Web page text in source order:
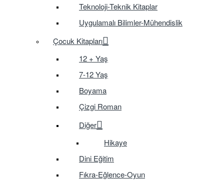
Teknoloji-Teknik Kitaplar
Uygulamalı Bilimler-Mühendislik
Çocuk Kitapları
12 + Yaş
7-12 Yaş
Boyama
Çizgi Roman
Diğer
Hikaye
Dini Eğitim
Fıkra-Eğlence-Oyun